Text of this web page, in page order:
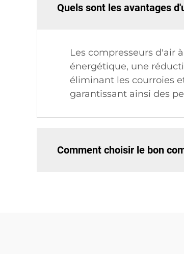
Quels sont les avantages
Les compresseurs d'air
énergétique, une
éliminant les courroies
garantissant ainsi des
Comment choisir le bon